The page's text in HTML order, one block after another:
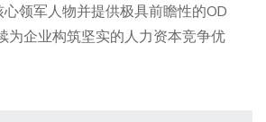
领军人物并提供极具前瞻性的OD
为企业构筑坚实的人力资本竞争优